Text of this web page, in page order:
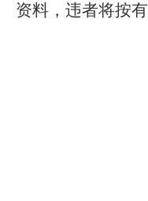
资料，违者将按